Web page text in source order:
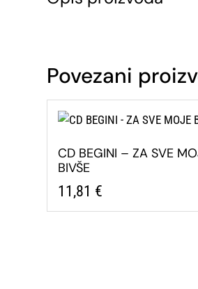
Povezani
CD BEGINI – ZA SVE
BIVŠE
11,81 €